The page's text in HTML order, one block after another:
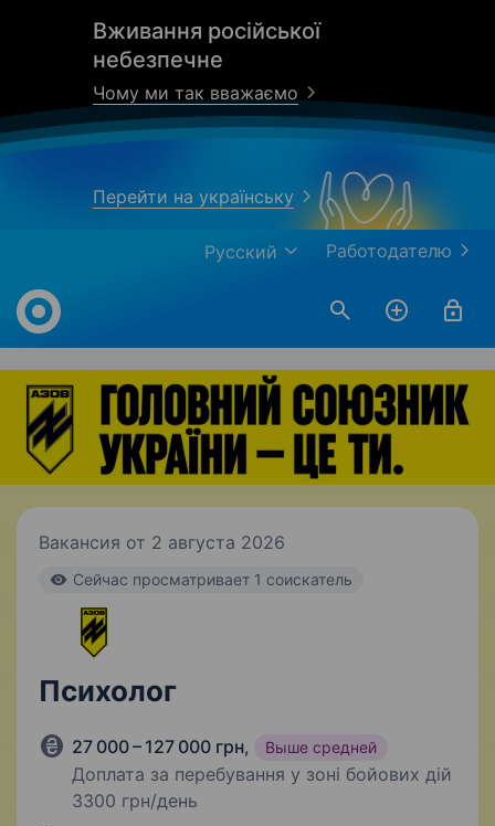
Вживання російської
небезпечне
Чому ми так вважаємо
Перейти на українську
Работодателю
Русский
Work.ua
Вакансия от 2 августа 2026
Cейчас просматривает 1 соискатель
Психолог
27 000 – 127 000 грн, Выше средней
Доплата за перебування у зоні бойових дій
3300 грн/день